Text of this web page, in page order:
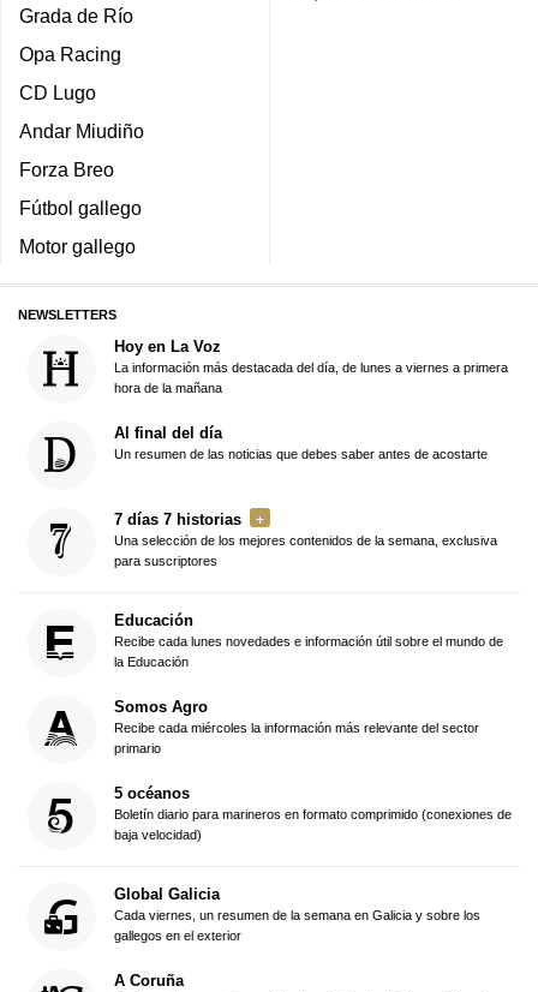
Grada de Río
Opa Racing
CD Lugo
Andar Miudiño
Forza Breo
Fútbol gallego
Motor gallego
NEWSLETTERS
Hoy en La Voz
La información más destacada del día, de lunes a viernes a primera
hora de la mañana
Al final del día
Un resumen de las noticias que debes saber antes de acostarte
7 días 7 historias
Una selección de los mejores contenidos de la semana, exclusiva
para suscriptores
Educación
Recibe cada lunes novedades e información útil sobre el mundo de
la Educación
Somos Agro
Recibe cada miércoles la información más relevante del sector
primario
5 océanos
Boletín diario para marineros en formato comprimido (conexiones de
baja velocidad)
Global Galicia
Cada viernes, un resumen de la semana en Galicia y sobre los
gallegos en el exterior
A Coruña